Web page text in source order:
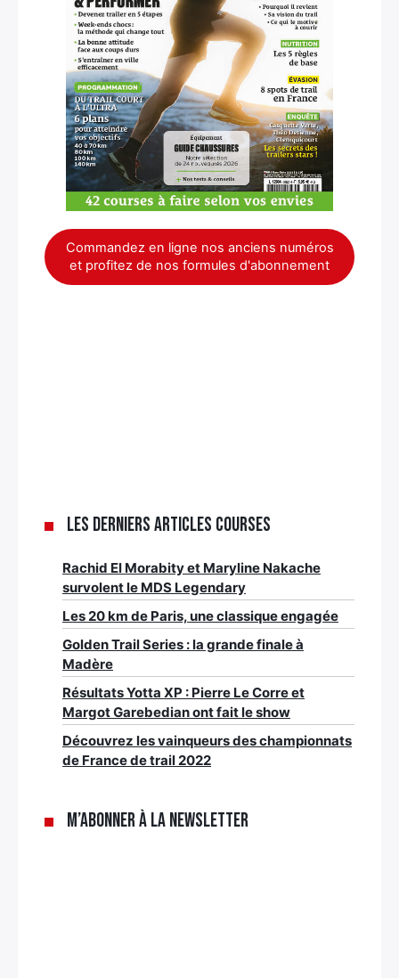
Commandez en ligne nos anciens numéros
et profitez de nos formules d'abonnement
Les derniers articles Courses
Rachid El Morabity et Maryline Nakache
survolent le MDS Legendary
Les 20 km de Paris, une classique engagée
Golden Trail Series : la grande finale à
Madère
Résultats Yotta XP : Pierre Le Corre et
Margot Garebedian ont fait le show
Découvrez les vainqueurs des championnats
de France de trail 2022
M’abonner à la newsletter
Rechercher